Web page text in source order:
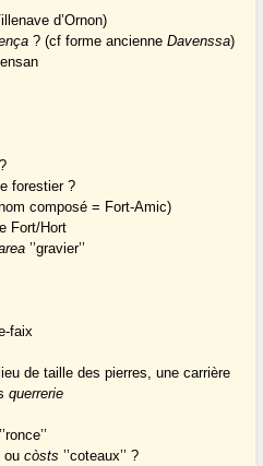
d’Ornon)
? (cf forme ancienneDavenssa)
forestier ?
composé = Fort-Amic)
Fort/Hort
’’gravier’’
faix
de taille des pierres, une carrière
querrerie
’’ronce’’
oucòsts ’’coteaux’’ ?